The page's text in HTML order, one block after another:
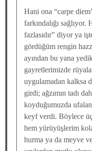
Hani ona “carpe
farkındalığı
fazlasıdır” diyor ya
gördüğüm rengin
ayından bu yana
gayretlerimizde
uygulamadan kalksa
girdi; ağzımın tadı
koyduğumuzda
keyf verdi. Böylece
hem yürüyüşlerim
hurma ya da meyve